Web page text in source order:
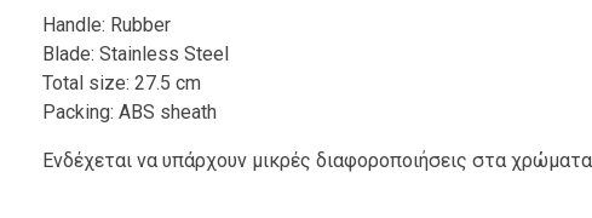
Handle: Rubber
Blade: Stainless Steel
Total size: 27.5 cm
Packing: ABS sheath
Ενδέχεται να υπάρχουν μικρές διαφοροποιήσεις στα